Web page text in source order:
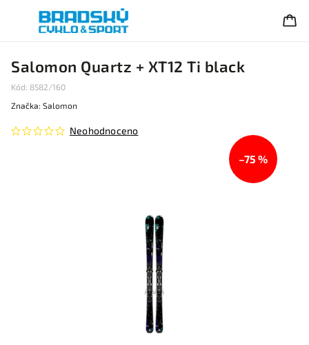
Salomon Quartz + XT12 Ti black
Kód: 8582/160
Neohodnoceno
Značka: Salomon
–75 %